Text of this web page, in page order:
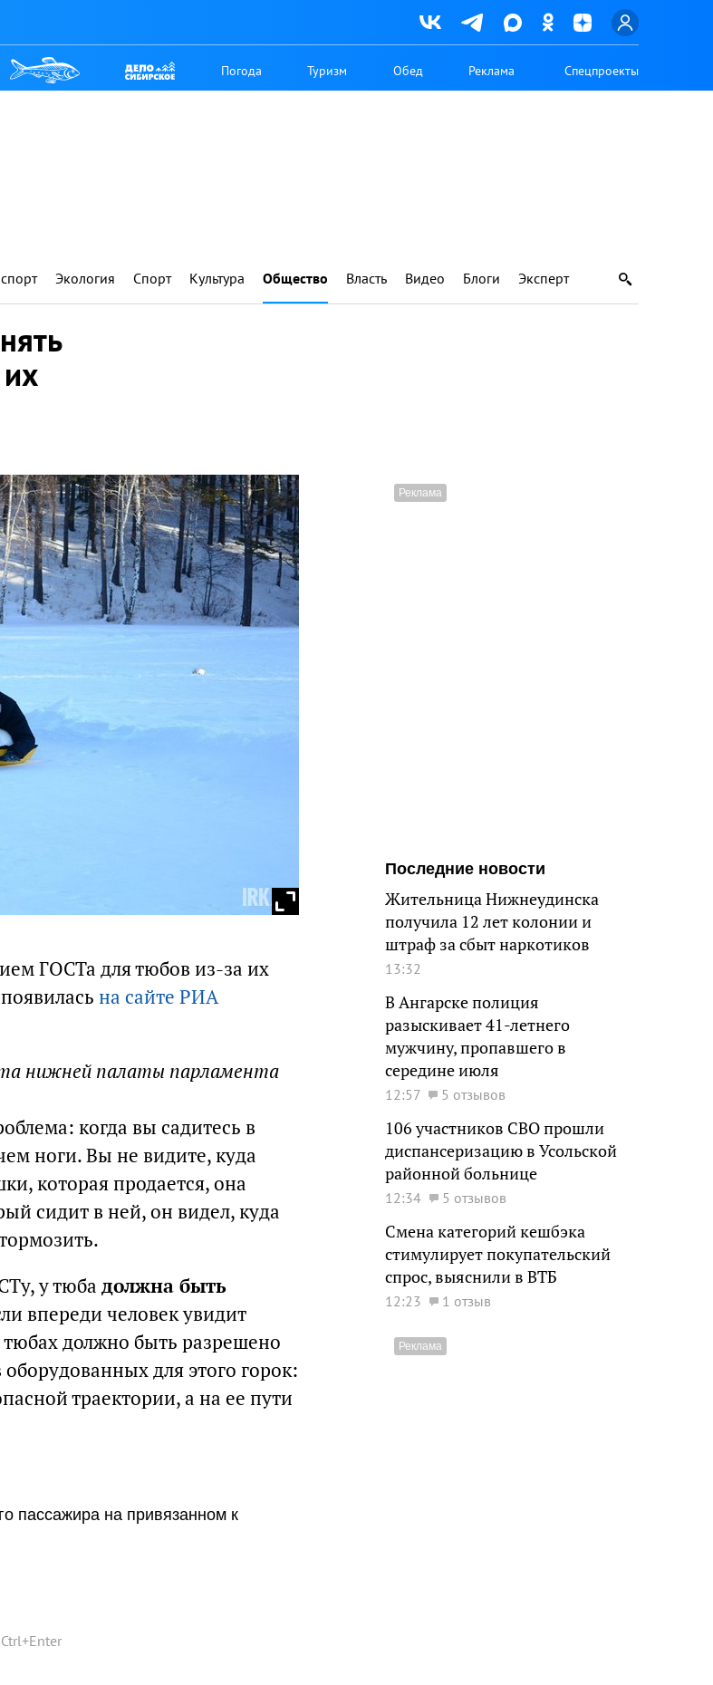
Погода Туризм Обед Реклама Спецпроекты
Экология Спорт Культура Общество Власть Видео Блоги Эксперт
ГОСТа для тюбов из-за их
на сайте РИА
нижней палаты парламента
когда вы садитесь в
ноги. Вы не видите, куда
которая продается, она
сидит в ней, он видел, куда
у тюба должна быть
впереди человек увидит
должно быть разрешено
для этого горок:
траектории, а на ее пути
пассажира на привязанном к
Ctrl+Enter
Последние новости
Жительница Нижнеудинска
получила 12 лет колонии и
штраф за сбыт наркотиков
13:32
В Ангарске полиция
разыскивает 41-летнего
мужчину, пропавшего в
середине июля
12:57 5 отзывов
106 участников СВО прошли
диспансеризацию в Усольской
районной больнице
12:34 5 отзывов
Смена категорий кешбэка
стимулирует покупательский
спрос, выяснили в ВТБ
12:23 1 отзыв